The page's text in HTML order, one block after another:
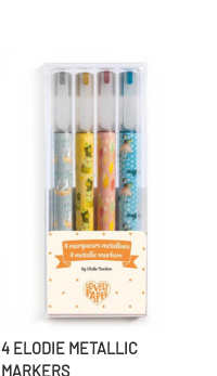
4 ELODIE METALLIC
MARKERS